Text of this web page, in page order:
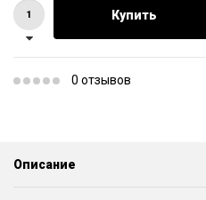
Купить
0 отзывов
Описание